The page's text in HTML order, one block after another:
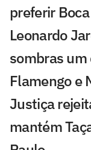
preferir
Leonardo
sombras
Flamengo e
Justiça
mantém